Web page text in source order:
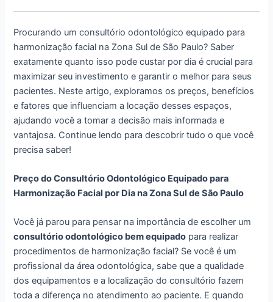
Procurando um consultório odontológico equipado para
harmonização facial na Zona Sul de São Paulo? Saber
exatamente quanto isso pode custar por dia é crucial para
maximizar seu investimento e garantir o melhor para seus
pacientes. Neste artigo, exploramos os preços, benefícios
e fatores que influenciam a locação desses espaços,
ajudando você a tomar a decisão mais informada e
vantajosa. Continue lendo para descobrir tudo o que você
precisa saber!
Preço do Consultório Odontológico Equipado para
Harmonização Facial por Dia na Zona Sul de São Paulo
Você já parou para pensar na importância de escolher um
consultório odontológico bem equipado para realizar
procedimentos de harmonização facial? Se você é um
profissional da área odontológica, sabe que a qualidade
dos equipamentos e a localização do consultório fazem
toda a diferença no atendimento ao paciente. E quando